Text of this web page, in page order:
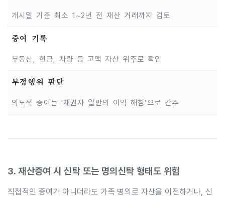
개시일 기준 최소 1~2년 전 재산 거래까지 검토
증여 기록
부동산, 현금, 차량 등 고액 자산 위주로 확인
부정행위 판단
의도적 증여는 '채권자 일반의 이익 해침'으로 간주
3. 재산증여 시 신탁 또는 명의신탁 형태도 위험
직접적인 증여가 아니더라도 가족 명의로 자산을 이전하거나, 신